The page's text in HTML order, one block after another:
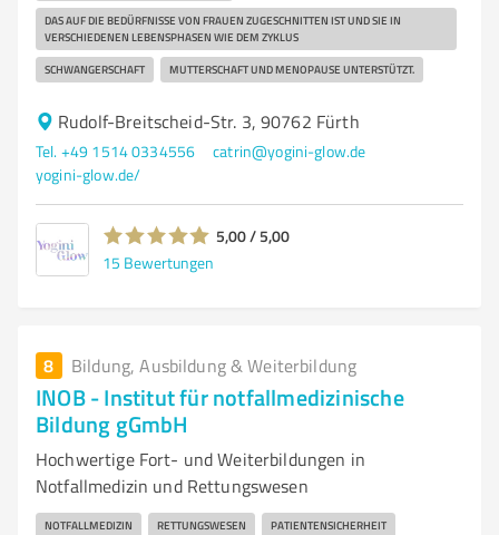
DAS AUF DIE BEDÜRFNISSE VON FRAUEN ZUGESCHNITTEN IST UND SIE IN
VERSCHIEDENEN LEBENSPHASEN WIE DEM ZYKLUS
SCHWANGERSCHAFT MUTTERSCHAFT UND MENOPAUSE UNTERSTÜTZT.
Rudolf-Breitscheid-Str. 3, 90762 Fürth
Tel. +49 1514 0334556
catrin@yogini-glow.de
yogini-glow.de/
5,00 / 5,00
15 Bewertungen
8 Bildung, Ausbildung & Weiterbildung
INOB - Institut für notfallmedizinische
Bildung gGmbH
Hochwertige Fort- und Weiterbildungen in
Notfallmedizin und Rettungswesen
NOTFALLMEDIZIN RETTUNGSWESEN PATIENTENSICHERHEIT